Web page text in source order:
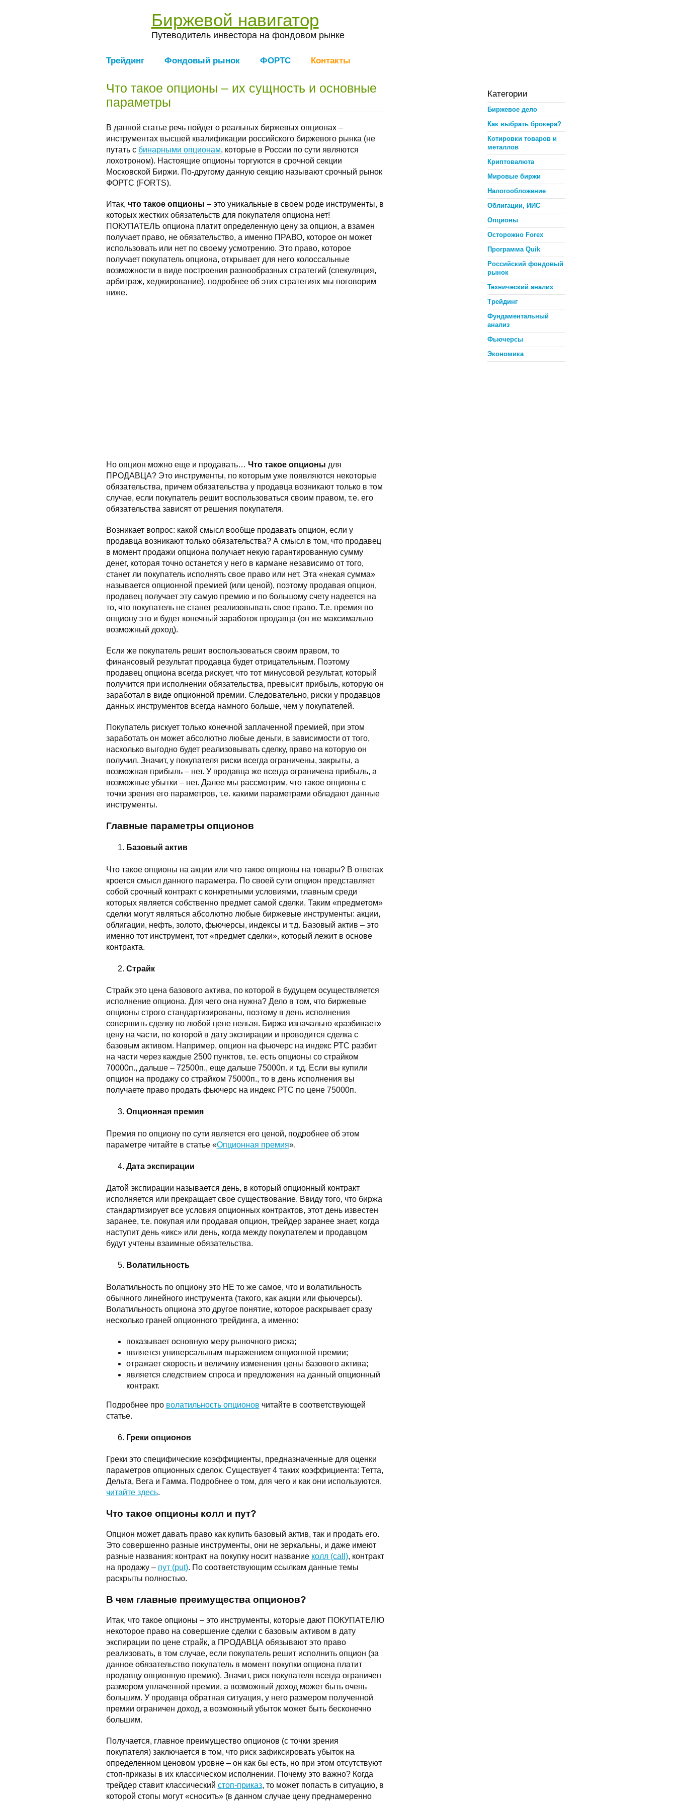
Биржевой навигатор
Путеводитель инвестора на фондовом рынке
Трейдинг Фондовый рынок ФОРТС Контакты
Что такое опционы – их сущность и основные
параметры
В данной статье речь пойдет о реальных биржевых опционах –
инструментах высшей квалификации российского биржевого рынка (не
путать с бинарными опционам, которые в России по сути являются
лохотроном). Настоящие опционы торгуются в срочной секции
Московской Биржи. По-другому данную секцию называют срочный рынок
ФОРТС (FORTS).
Итак, что такое опционы – это уникальные в своем роде инструменты, в
которых жестких обязательств для покупателя опциона нет!
ПОКУПАТЕЛЬ опциона платит определенную цену за опцион, а взамен
получает право, не обязательство, а именно ПРАВО, которое он может
использовать или нет по своему усмотрению. Это право, которое
получает покупатель опциона, открывает для него колоссальные
возможности в виде построения разнообразных стратегий (спекуляция,
арбитраж, хеджирование), подробнее об этих стратегиях мы поговорим
ниже.
Но опцион можно еще и продавать… Что такое опционы для
ПРОДАВЦА? Это инструменты, по которым уже появляются некоторые
обязательства, причем обязательства у продавца возникают только в том
случае, если покупатель решит воспользоваться своим правом, т.е. его
обязательства зависят от решения покупателя.
Возникает вопрос: какой смысл вообще продавать опцион, если у
продавца возникают только обязательства? А смысл в том, что продавец
в момент продажи опциона получает некую гарантированную сумму
денег, которая точно останется у него в кармане независимо от того,
станет ли покупатель исполнять свое право или нет. Эта «некая сумма»
называется опционной премией (или ценой), поэтому продавая опцион,
продавец получает эту самую премию и по большому счету надеется на
то, что покупатель не станет реализовывать свое право. Т.е. премия по
опциону это и будет конечный заработок продавца (он же максимально
возможный доход).
Если же покупатель решит воспользоваться своим правом, то
финансовый результат продавца будет отрицательным. Поэтому
продавец опциона всегда рискует, что тот минусовой результат, который
получится при исполнении обязательства, превысит прибыль, которую он
заработал в виде опционной премии. Следовательно, риски у продавцов
данных инструментов всегда намного больше, чем у покупателей.
Покупатель рискует только конечной заплаченной премией, при этом
заработать он может абсолютно любые деньги, в зависимости от того,
насколько выгодно будет реализовывать сделку, право на которую он
получил. Значит, у покупателя риски всегда ограничены, закрыты, а
возможная прибыль – нет. У продавца же всегда ограничена прибыль, а
возможные убытки – нет. Далее мы рассмотрим, что такое опционы с
точки зрения его параметров, т.е. какими параметрами обладают данные
инструменты.
Главные параметры опционов
Базовый актив
Что такое опционы на акции или что такое опционы на товары? В ответах
кроется смысл данного параметра. По своей сути опцион представляет
собой срочный контракт с конкретными условиями, главным среди
которых является собственно предмет самой сделки. Таким «предметом»
сделки могут являться абсолютно любые биржевые инструменты: акции,
облигации, нефть, золото, фьючерсы, индексы и т.д. Базовый актив – это
именно тот инструмент, тот «предмет сделки», который лежит в основе
контракта.
Страйк
Страйк это цена базового актива, по которой в будущем осуществляется
исполнение опциона. Для чего она нужна? Дело в том, что биржевые
опционы строго стандартизированы, поэтому в день исполнения
совершить сделку по любой цене нельзя. Биржа изначально «разбивает»
цену на части, по которой в дату экспирации и проводится сделка с
базовым активом. Например, опцион на фьючерс на индекс РТС разбит
на части через каждые 2500 пунктов, т.е. есть опционы со страйком
70000п., дальше – 72500п., еще дальше 75000п. и т.д. Если вы купили
опцион на продажу со страйком 75000п., то в день исполнения вы
получаете право продать фьючерс на индекс РТС по цене 75000п.
Опционная премия
Премия по опциону по сути является его ценой, подробнее об этом
параметре читайте в статье «Опционная премия».
Дата экспирации
Датой экспирации называется день, в который опционный контракт
исполняется или прекращает свое существование. Ввиду того, что биржа
стандартизирует все условия опционных контрактов, этот день известен
заранее, т.е. покупая или продавая опцион, трейдер заранее знает, когда
наступит день «икс» или день, когда между покупателем и продавцом
будут учтены взаимные обязательства.
Волатильность
Волатильность по опциону это НЕ то же самое, что и волатильность
обычного линейного инструмента (такого, как акции или фьючерсы).
Волатильность опциона это другое понятие, которое раскрывает сразу
несколько граней опционного трейдинга, а именно:
показывает основную меру рыночного риска;
является универсальным выражением опционной премии;
отражает скорость и величину изменения цены базового актива;
является следствием спроса и предложения на данный опционный
контракт.
Подробнее про волатильность опционов читайте в соответствующей
статье.
Греки опционов
Греки это специфические коэффициенты, предназначенные для оценки
параметров опционных сделок. Существует 4 таких коэффициента: Тетта,
Дельта, Вега и Гамма. Подробнее о том, для чего и как они используются,
читайте здесь.
Что такое опционы колл и пут?
Опцион может давать право как купить базовый актив, так и продать его.
Это совершенно разные инструменты, они не зеркальны, и даже имеют
разные названия: контракт на покупку носит название колл (call), контракт
на продажу – пут (put). По соответствующим ссылкам данные темы
раскрыты полностью.
В чем главные преимущества опционов?
Итак, что такое опционы – это инструменты, которые дают ПОКУПАТЕЛЮ
некоторое право на совершение сделки с базовым активом в дату
экспирации по цене страйк, а ПРОДАВЦА обязывают это право
реализовать, в том случае, если покупатель решит исполнить опцион (за
данное обязательство покупатель в момент покупки опциона платит
продавцу опционную премию). Значит, риск покупателя всегда ограничен
размером уплаченной премии, а возможный доход может быть очень
большим. У продавца обратная ситуация, у него размером полученной
премии ограничен доход, а возможный убыток может быть бесконечно
большим.
Получается, главное преимущество опционов (с точки зрения
покупателя) заключается в том, что риск зафиксировать убыток на
определенном ценовом уровне – он как бы есть, но при этом отсутствуют
стоп-приказы в их классическом исполнении. Почему это важно? Когда
трейдер ставит классический стоп-приказ, то может попасть в ситуацию, в
которой стопы могут «сносить» (в данном случае цену преднамеренно
Категории
Биржевое дело
Как выбрать брокера?
Котировки товаров и
металлов
Криптовалюта
Мировые биржи
Налогообложение
Облигации, ИИС
Опционы
Осторожно Forex
Программа Quik
Российский фондовый
рынок
Технический анализ
Трейдинг
Фундаментальный
анализ
Фьючерсы
Экономика